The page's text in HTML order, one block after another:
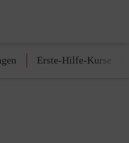
Erste-Hilfe-Kurse